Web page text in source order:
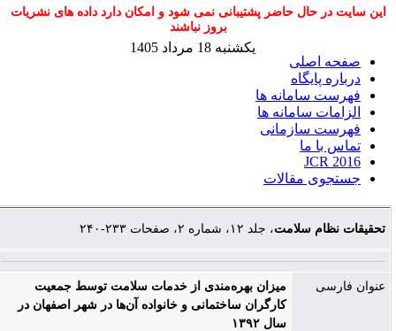
این سایت در حال حاضر پشتیبانی نمی شود و امکان دارد داده های نشریات
بروز نباشند
صفحه اصلی
درباره پایگاه
فهرست سامانه ها
الزامات سامانه ها
فهرست سازمانی
تماس با ما
JCR 2016
جستجوی مقالات
یکشنبه 18 مرداد 1405
تحقیقات نظام سلامت، جلد ۱۲، شماره ۲، صفحات ۲۳۳-۲۴۰
عنوان فارسی
میزان بهره‌مندی از خدمات سلامت توسط جمعیت
کارگران ساختمانی و خانواده آن‌ها در شهر اصفهان در
سال ۱۳۹۲